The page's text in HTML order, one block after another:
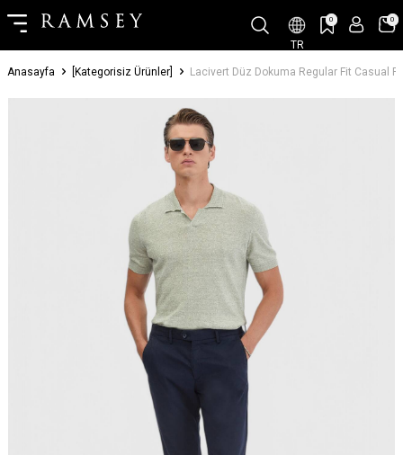
TR
0 0
Anasayfa [Kategorisiz Ürünler] Lacivert Düz Dokuma Regular Fit Casual